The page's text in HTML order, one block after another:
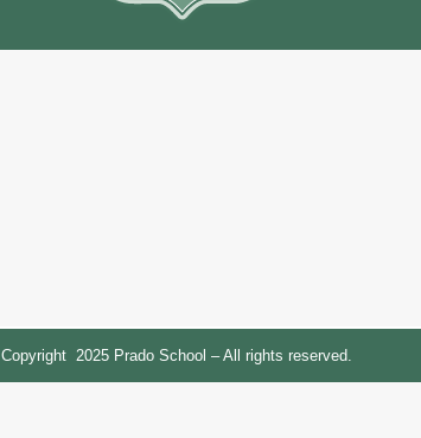
Copyright 2025 Prado School – All rights reserved.